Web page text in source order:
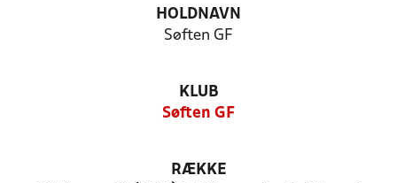
HOLDNAVN
Søften GF
KLUB
Søften GF
RÆKKE